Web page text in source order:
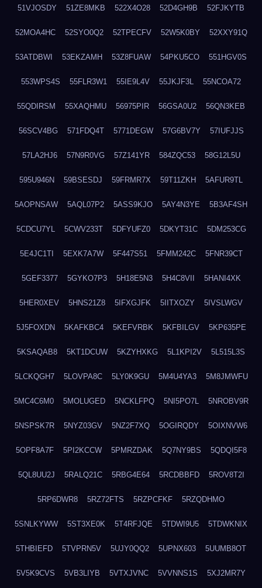
51VJOSDY 51ZE8MKB 522X4O28 52D4GH9B 52FJKYTB
52MOA4HC 52SYO0Q2 52TPECFV 52W5K0BY 52XXY91Q
53ATDBWI 53EKZAMH 53Z8FUAW 54PKU5CO 551HGV0S
553WPS4S 55FLR3W1 55IE9L4V 55JKJF3L 55NCOA72
55QDIRSM 55XAQHMU 56975PIR 56GSA0U2 56QN3KEB
56SCV4BG 571FDQ4T 5771DEGW 57G6BV7Y 57IUFJJS
57LA2HJ6 57N9R0VG 57Z141YR 584ZQC53 58G12L5U
595U946N 59BSESDJ 59FRMR7X 59T11ZKH 5AFUR9TL
5AOPNSAW 5AQL07P2 5ASS9KJO 5AY4N3YE 5B3AF4SH
5CDCU7YL 5CWV233T 5DFYUFZ0 5DKYT31C 5DM253CG
5E4JC1TI 5EXK7A7W 5F447S51 5FMM242C 5FNR39CT
5GEF3377 5GYKO7P3 5H18E5N3 5H4C8VII 5HANI4XK
5HER0XEV 5HNS21Z8 5IFXGJFK 5IITXOZY 5IVSLWGV
5J5FOXDN 5KAFKBC4 5KEFVRBK 5KFBILGV 5KP635PE
5KSAQAB8 5KT1DCUW 5KZYHXKG 5L1KPI2V 5L515L3S
5LCKQGH7 5LOVPA8C 5LY0K9GU 5M4U4YA3 5M8JMWFU
5MC4C6M0 5MOLUGED 5NCKLFPQ 5NI5PO7L 5NROBV9R
5NSPSK7R 5NYZ03GV 5NZ2F7XQ 5OGIRQDY 5OIXNVW6
5OPF8A7F 5PI2KCCW 5PMRZDAK 5Q7NY9BS 5QDQI5F8
5QL8UU2J 5RALQ21C 5RBG4E64 5RCDBBFD 5ROV8T2I
5RP6DWR8 5RZ72FTS 5RZPCFKF 5RZQDHMO
5SNLKYWW 5ST3XE0K 5T4RFJQE 5TDWI9U5 5TDWKNIX
5THBIEFD 5TVPRN5V 5UJY0QQ2 5UPNX603 5UUMB8OT
5V5K9CVS 5VB3LIYB 5VTXJVNC 5VVNNS1S 5XJ2MR7Y